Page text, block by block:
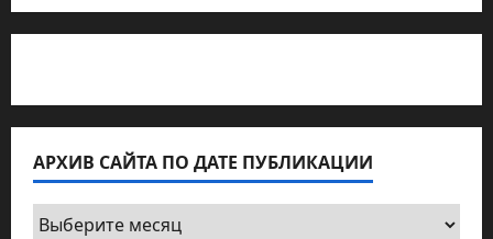
АРХИВ САЙТА ПО ДАТЕ ПУБЛИКАЦИИ
Архив